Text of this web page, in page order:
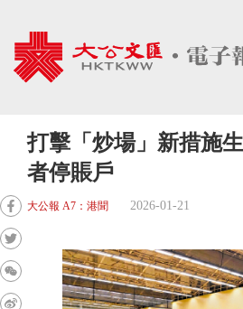
打擊「炒場」新措施
者停賬戶
大公報 A7：港聞 2026-01-21